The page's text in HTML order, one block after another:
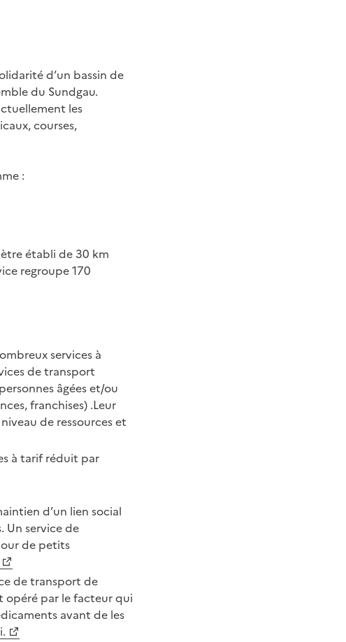
d’un bassin de
du Sundgau.
les
courses,
:
établi de 30 km
regroupe 170
services à
de transport
âgées et/ou
franchises) .Leur
de ressources et
à tarif réduit par
d’un lien social
Un service de
de petits
de transport de
opéré par le facteur qui
avant de les